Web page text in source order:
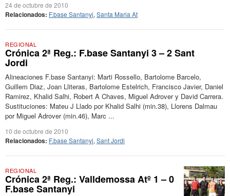
24 de octubre de 2010
Relacionados: F.base Santanyi, Santa Maria At
REGIONAL
Crónica 2ª Reg.: F.base Santanyi 3 – 2 Sant
Jordi
Alineaciones F.base Santanyi: Marti Rossello, Bartolome Barcelo,
Guillem Diaz, Joan Lliteras, Bartolome Estelrich, Francisco Javier, Daniel
Ramirez, Khalid Salhi, Robert A Chaves, Miguel Adrover y David Carrera.
Sustituciones: Mateu J Llado por Khalid Salhi (min.38), Llorens Dalmau
por Miguel Adrover (min.46), Marc ...
10 de octubre de 2010
Relacionados: F.base Santanyi, Sant Jordi
REGIONAL
Crónica 2ª Reg.: Valldemossa Atº 1 – 0
F.base Santanyi